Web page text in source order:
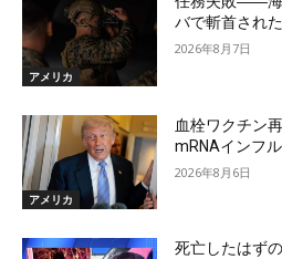
アメリカ
バで斬首され
2026年8月7日
アメリカ
血栓ワクチン
mRNAインフ
2026年8月6日
死亡したはず